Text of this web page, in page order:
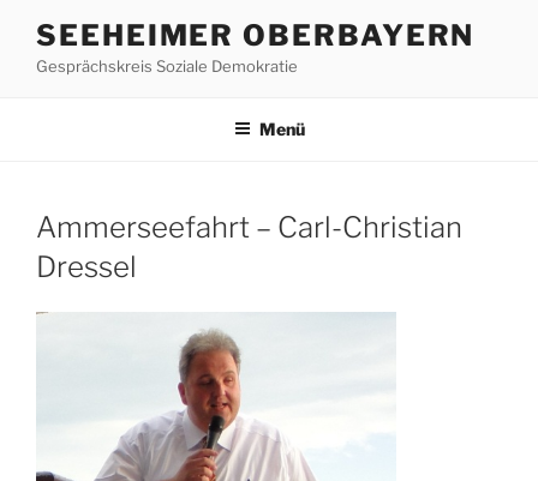
Inhalt
springen
SEEHEIMER OBERBAYERN
Gesprächskreis Soziale Demokratie
Menü
Ammerseefahrt – Carl-Christian
Dressel